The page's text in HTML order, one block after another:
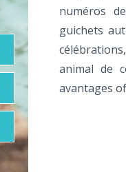
numéros
guichets
animal de
avantages